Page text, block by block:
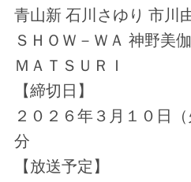
青山新 石川さゆり 市川
ＳＨＯＷ－ＷＡ 神野美
ＭＡＴＳＵＲＩ
【締切日】
２０２６年３月１０日
分
【放送予定】